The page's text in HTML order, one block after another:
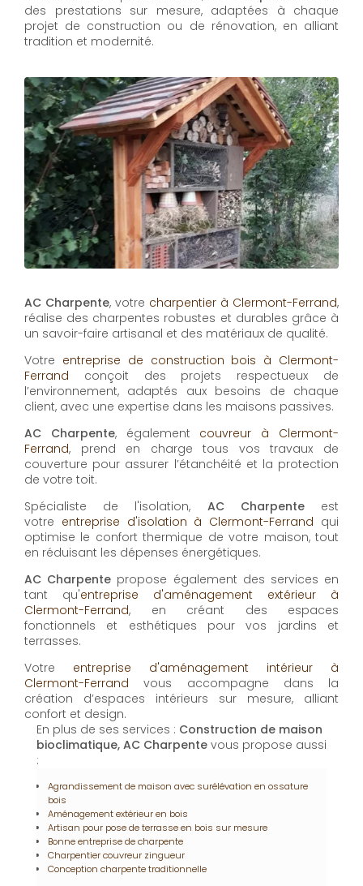
des prestations sur mesure, adaptées à chaque
projet de construction ou de rénovation, en alliant
tradition et modernité.
AC Charpente, votre charpentier à Clermont-Ferrand,
réalise des charpentes robustes et durables grâce à
un savoir-faire artisanal et des matériaux de qualité.
Votre entreprise de construction bois à Clermont-
Ferrand conçoit des projets respectueux de
l’environnement, adaptés aux besoins de chaque
client, avec une expertise dans les maisons passives.
AC Charpente, également couvreur à Clermont-
Ferrand, prend en charge tous vos travaux de
couverture pour assurer l’étanchéité et la protection
de votre toit.
Spécialiste de l'isolation, AC Charpenteest
votre entreprise d'isolation à Clermont-Ferrand qui
optimise le confort thermique de votre maison, tout
en réduisant les dépenses énergétiques.
AC Charpente propose également des services en
tant qu'entreprise d'aménagement extérieur à
Clermont-Ferrand, en créant des espaces
fonctionnels et esthétiques pour vos jardins et
terrasses.
Votre entreprise d'aménagement intérieur à
Clermont-Ferrand vous accompagne dans la
création d’espaces intérieurs sur mesure, alliant
confort et design.
En plus de ses services : Construction de maison
bioclimatique, AC Charpente vous propose aussi
:
Agrandissement de maison avec surélévation en ossature
bois
Aménagement extérieur en bois
Artisan pour pose de terrasse en bois sur mesure
Bonne entreprise de charpente
Charpentier couvreur zingueur
Conception charpente traditionnelle